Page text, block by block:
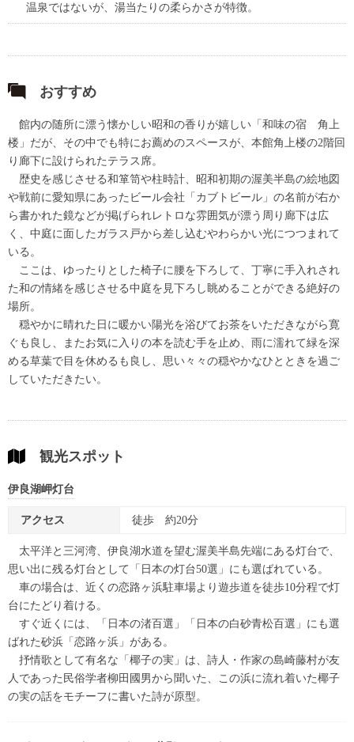
温泉ではないが、湯当たりの柔らかさが特徴。
おすすめ
館内の随所に漂う懐かしい昭和の香りが嬉しい「和味の宿 角上
楼」だが、その中でも特にお薦めのスペースが、本館角上楼の2階回
り廊下に設けられたテラス席。
歴史を感じさせる和箪笥や柱時計、昭和初期の渥美半島の絵地図
や戦前に愛知県にあったビール会社「カブトビール」の名前が右か
ら書かれた鏡などが掲げられレトロな雰囲気が漂う周り廊下は広
く、中庭に面したガラス戸から差し込むやわらかい光につつまれて
いる。
ここは、ゆったりとした椅子に腰を下ろして、丁寧に手入れされ
た和の情緒を感じさせる中庭を見下ろし眺めることができる絶好の
場所。
穏やかに晴れた日に暖かい陽光を浴びてお茶をいただきながら寛
ぐも良し、またお気に入りの本を読む手を止め、雨に濡れて緑を深
める草葉で目を休めるも良し、思い々々の穏やかなひとときを過ご
していただきたい。
観光スポット
伊良湖岬灯台
アクセス 徒歩 約20分
太平洋と三河湾、伊良湖水道を望む渥美半島先端にある灯台で、
思い出に残る灯台として「日本の灯台50選」にも選ばれている。
車の場合は、近くの恋路ヶ浜駐車場より遊歩道を徒歩10分程で灯
台にたどり着ける。
すぐ近くには、「日本の渚百選」「日本の白砂青松百選」にも選
ばれた砂浜「恋路ヶ浜」がある。
抒情歌として有名な「椰子の実」は、詩人・作家の島崎藤村が友
人であった民俗学者柳田國男から聞いた、この浜に流れ着いた椰子
の実の話をモチーフに書いた詩が原型。